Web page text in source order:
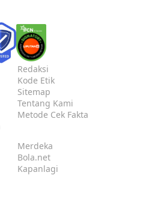
Redaksi
Kode Etik
Sitemap
Tentang Kami
Metode Cek Fakta
Merdeka
Bola.net
Kapanlagi